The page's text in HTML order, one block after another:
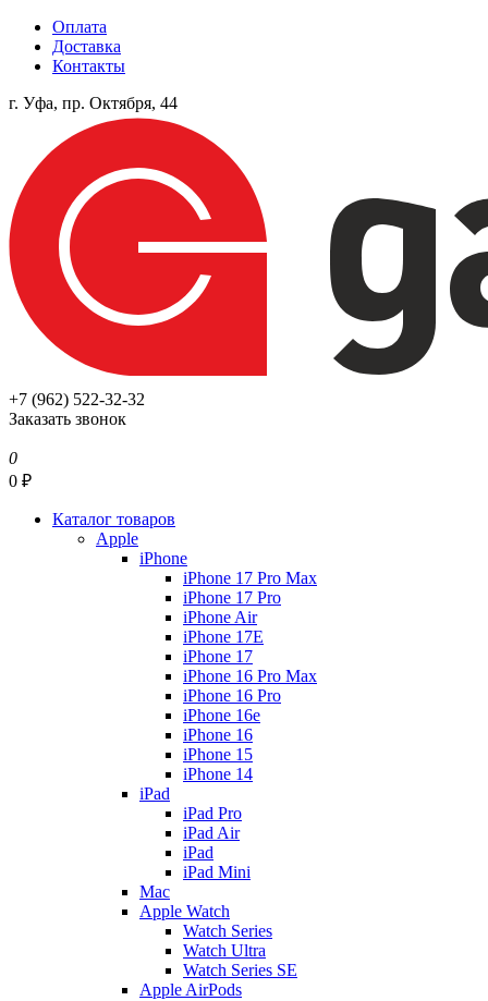
Оплата
Доставка
Контакты
г. Уфа, пр. Октября, 44
+7 (962) 522-32-32
Заказать звонок
0
0 ₽
Каталог товаров
Apple
iPhone
iPhone 17 Pro Max
iPhone 17 Pro
iPhone Air
iPhone 17E
iPhone 17
iPhone 16 Pro Max
iPhone 16 Pro
iPhone 16e
iPhone 16
iPhone 15
iPhone 14
iPad
iPad Pro
iPad Air
iPad
iPad Mini
Mac
Apple Watch
Watch Series
Watch Ultra
Watch Series SE
Apple AirPods